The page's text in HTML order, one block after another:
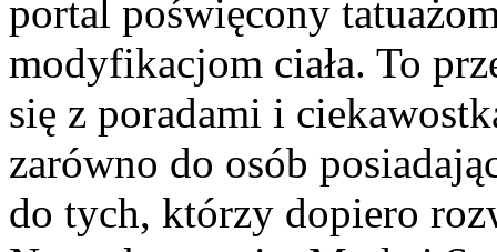
portal poświęcony
modyfikacjom ciała. To
się z poradami i
zarówno do osób
do tych, którzy dopiero